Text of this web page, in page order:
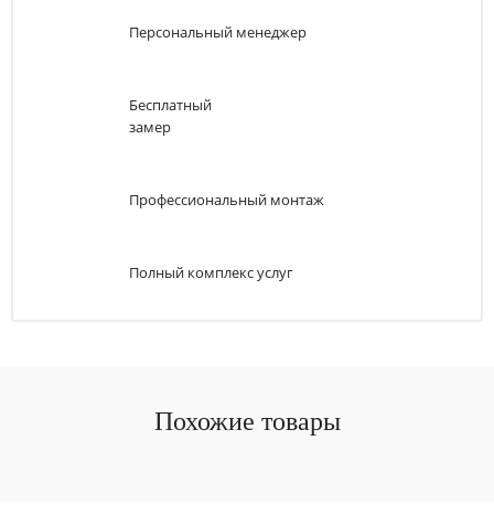
Персональный менеджер
Бесплатный
замер
Профессиональный монтаж
Полный комплекс услуг
Похожие товары